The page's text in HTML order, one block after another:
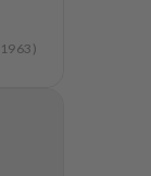
1963 )